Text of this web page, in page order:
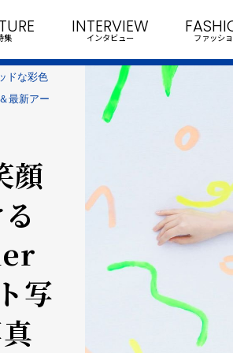
集
INTERVIEW
インタビュー ファッシ
ドな彩色
最新アー
顔
写